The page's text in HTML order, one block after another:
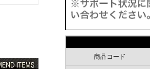
商品コード